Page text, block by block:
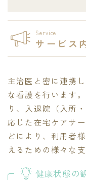
Service
サービス
主治医と密に連携
な看護を行います
り、入退院（入所
応じた在宅ケアサ
どにより、利用者
えるための様々な
健康状態の